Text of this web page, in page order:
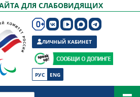
ДЛЯ СЛАБОВИДЯЩИХ
РУС ENG
ЛИЧНЫЙ КАБИНЕТ